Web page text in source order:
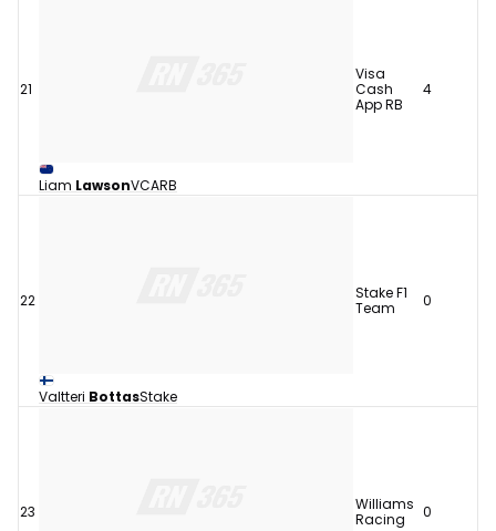
21
Liam LawsonVCARB
Visa
Cash
App RB
4
22
Valtteri BottasStake
Stake F1
Team
0
23
Williams
Racing
0